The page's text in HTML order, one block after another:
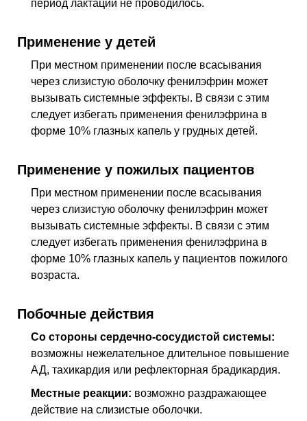
период лактации не проводилось.
Применение у детей
При местном применении после всасывания
через слизистую оболочку фенилэфрин может
вызывать системные эффекты. В связи с этим
следует избегать применения фенилэфрина в
форме 10% глазных капель у грудных детей.
Применение у пожилых пациентов
При местном применении после всасывания
через слизистую оболочку фенилэфрин может
вызывать системные эффекты. В связи с этим
следует избегать применения фенилэфрина в
форме 10% глазных капель у пациентов пожилого
возраста.
Побочные действия
Со стороны сердечно-сосудистой системы:
возможны нежелательное длительное повышение
АД, тахикардия или рефлекторная брадикардия.
Местные реакции: возможно раздражающее
действие на слизистые оболочки.